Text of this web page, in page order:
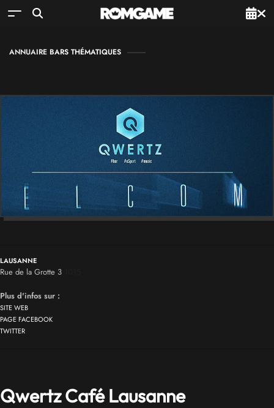
ANNUAIRE BARS THÉMATIQUES
LAUSANNE
Rue de la Grotte 3
Plus d'infos sur :
SITE WEB
PAGE FACEBOOK
TWITTER
Qwertz Café Lausanne